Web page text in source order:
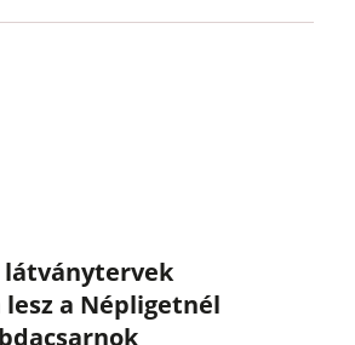
a Népligetnél